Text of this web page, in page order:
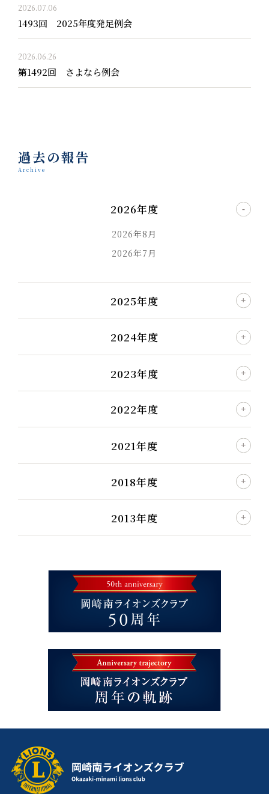
2026.07.06
1493回 2025年度発足例会
2026.06.26
第1492回 さよなら例会
過去の報告
Archive
2026年度
2026年8月
2026年7月
2025年度
2024年度
2023年度
2022年度
2021年度
2018年度
2013年度